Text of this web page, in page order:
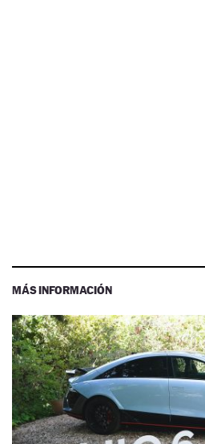
MÁS INFORMACIÓN